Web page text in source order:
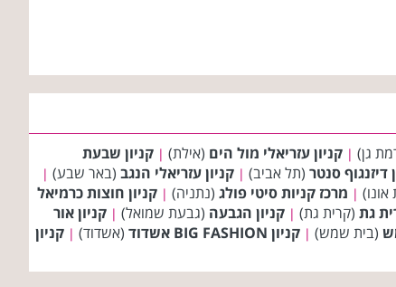
גן) | קניון עזריאלי מול הים (אילת) | קניון שבעת
דיזנגוף סנטר (תל אביב) | קניון עזריאלי הנגב (באר שבע) |
אונו) | מרכז קניות סיטי פולג (נתניה) | קניון חוצות כרמיאל
גת (קרית גת) | קניון הגבעה (גבעת שמואל) | קניון אור
(בית שמש) | קניון BIG FASHION אשדוד (אשדוד) | קניון